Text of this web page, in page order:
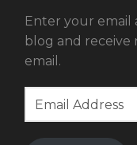
Enter your email
blog and receive
email.
Email